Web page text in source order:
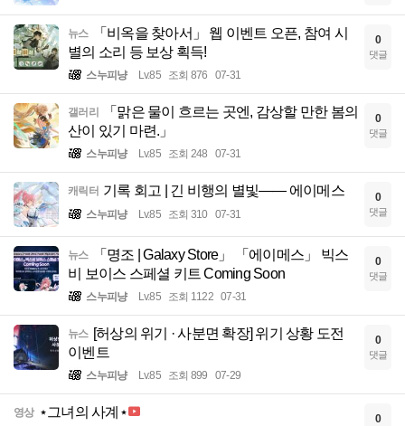
뉴스
「비옥을 찾아서」 웹 이벤트 오픈, 참여 시
별의 소리 등 보상 획득!
스누피냥 Lv.85 조회 876 07-31
0
댓글
갤러리
「맑은 물이 흐르는 곳엔, 감상할 만한 봄의
산이 있기 마련.」
스누피냥 Lv.85 조회 248 07-31
0
댓글
캐릭터 기록 회고 | 긴 비행의 별빛—— 에이메스
스누피냥 Lv.85 조회 310 07-31
0
댓글
뉴스
「명조 | Galaxy Store」 「에이메스」 빅스
비 보이스 스페셜 키트 Coming Soon
스누피냥 Lv.85 조회 1122 07-31
0
댓글
뉴스 [허상의 위기 · 사분면 확장] 위기 상황 도전
이벤트
스누피냥 Lv.85 조회 899 07-29
0
댓글
영상 ⋆그녀의 사계⋆ 0